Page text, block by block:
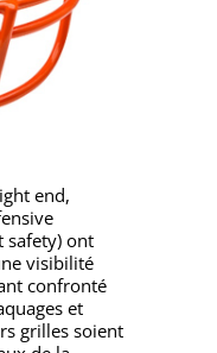
end,
safety) ont
visibilité
confronté
et
grilles soient